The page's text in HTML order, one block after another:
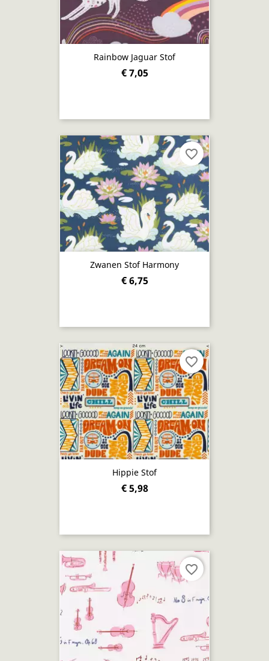
Rainbow Jaguar Stof
€ 7,05
Zwanen Stof Harmony
€ 6,75
favorite_border
Hippie Stof
€ 5,98
favorite_border
favorite_border